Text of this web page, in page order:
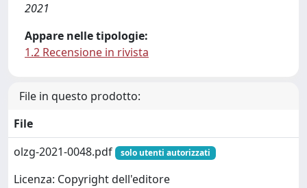
2021
Appare nelle tipologie:
1.2 Recensione in rivista
File in questo prodotto:
File
olzg-2021-0048.pdf
solo utenti autorizzati
Licenza: Copyright dell'editore